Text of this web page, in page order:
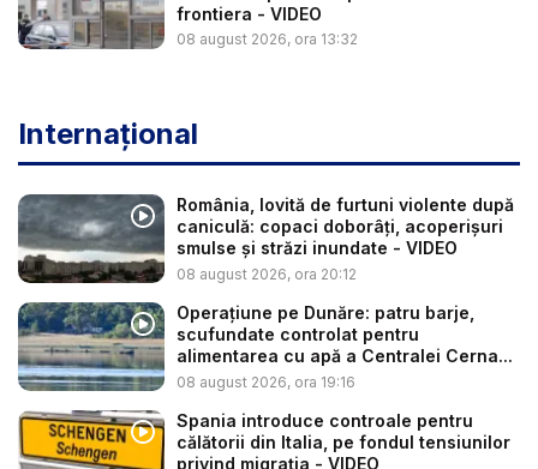
frontiera - VIDEO
08 august 2026, ora 13:32
Internațional
România, lovită de furtuni violente după
caniculă: copaci doborâți, acoperișuri
smulse și străzi inundate - VIDEO
08 august 2026, ora 20:12
Operațiune pe Dunăre: patru barje,
scufundate controlat pentru
alimentarea cu apă a Centralei Cerna...
08 august 2026, ora 19:16
Spania introduce controale pentru
călătorii din Italia, pe fondul tensiunilor
privind migrația - VIDEO